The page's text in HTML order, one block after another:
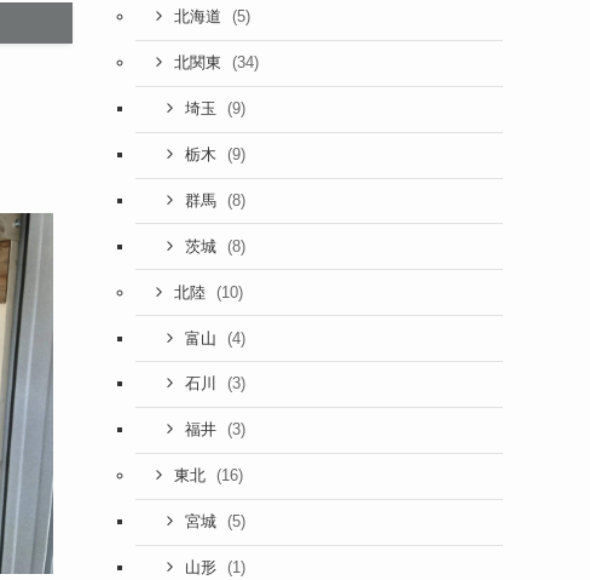
北海道 (5)
北関東 (34)
埼玉 (9)
栃木 (9)
群馬 (8)
茨城 (8)
北陸 (10)
富山 (4)
石川 (3)
福井 (3)
東北 (16)
宮城 (5)
山形 (1)